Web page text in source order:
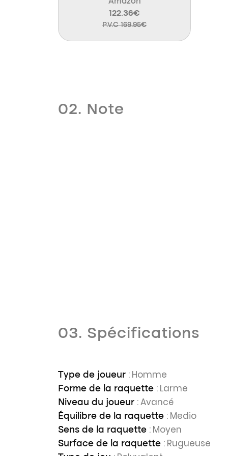
122.36€
P.V.C 169.95€
02. Note
03. Spécifications
Type de joueur : Homme
Forme de la raquette : Larme
Niveau du joueur : Avancé
Équilibre de la raquette : Medio
Sens de la raquette : Moyen
Surface de la raquette : Rugueuse